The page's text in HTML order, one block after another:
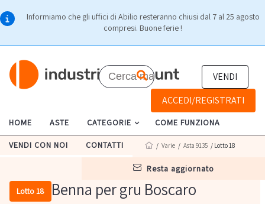
Informiamo che gli uffici di Abilio resteranno chiusi dal 7 al 25 agosto
compresi. Buone ferie !
VENDI
ACCEDI/REGISTRATI
HOME ASTE CATEGORIE COME FUNZIONA
VENDI CON NOI CONTATTI
resta aggiornato
/ Varie / Asta 9135 / Lotto 18
Lotto 18 Benna per gru Boscaro